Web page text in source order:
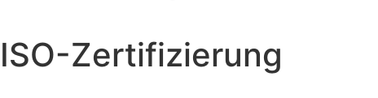
ISO-Zertifizierung